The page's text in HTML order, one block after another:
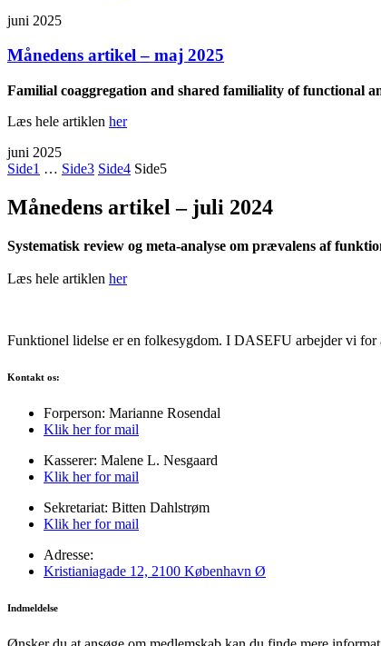
juni 2025
Månedens artikel – maj 2025
Familial coaggregation and shared familiality of functional
Læs hele artiklen her
juni 2025
Side1 … Side3 Side4 Side5
Månedens artikel – juli 2024
Systematisk review og meta-analyse om prævalens af
Læs hele artiklen her
Funktionel lidelse er en folkesygdom. I DASEFU arbejder vi
Kontakt os:
Forperson: Marianne Rosendal
Klik her for mail
Kasserer: Malene L. Nesgaard
Klik her for mail
Sekretariat: Bitten Dahlstrøm
Klik her for mail
Adresse:
Kristianiagade 12, 2100 København Ø
Indmeldelse